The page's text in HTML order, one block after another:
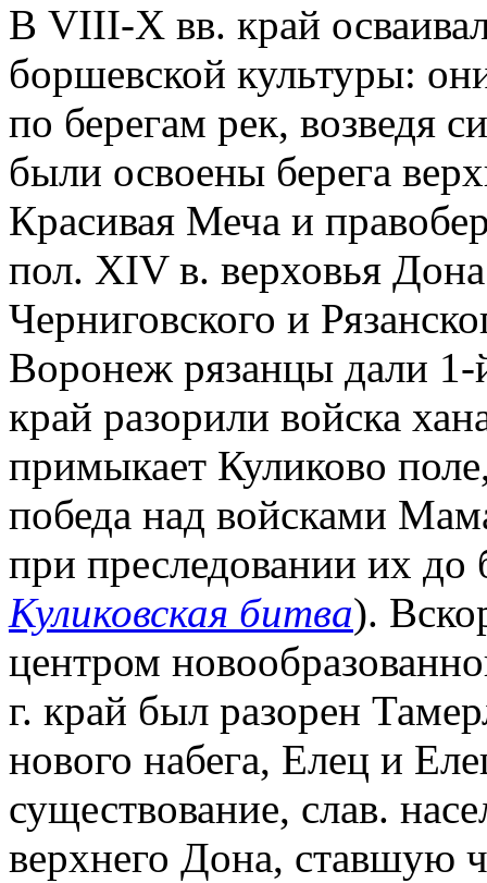
В VIII-X вв. край
боршевской культуры:
по берегам рек, возведя
были освоены берега
Красивая Меча и
пол. XIV в. верховья
Черниговского и
Воронеж рязанцы дали
край разорили войска
примыкает Куликово
победа над войсками
при преследовании их до
Куликовская битва).
центром
г. край был разорен
нового набега, Елец и
существование, слав.
верхнего Дона, ставшую